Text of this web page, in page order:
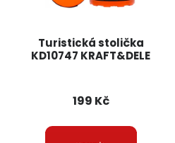
Turistická stolička
KD10747 KRAFT&DELE
199 Kč